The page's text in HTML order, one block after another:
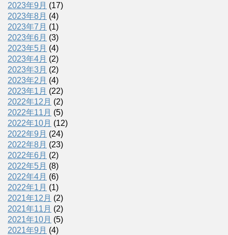
2023年9月 (17)
2023年8月 (4)
2023年7月 (1)
2023年6月 (3)
2023年5月 (4)
2023年4月 (2)
2023年3月 (2)
2023年2月 (4)
2023年1月 (22)
2022年12月 (2)
2022年11月 (5)
2022年10月 (12)
2022年9月 (24)
2022年8月 (23)
2022年6月 (2)
2022年5月 (8)
2022年4月 (6)
2022年1月 (1)
2021年12月 (2)
2021年11月 (2)
2021年10月 (5)
2021年9月 (4)